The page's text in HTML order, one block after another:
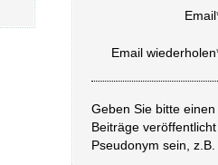
Email
Geben Sie bitte
Beiträge
Pseudonym sein, z.B.